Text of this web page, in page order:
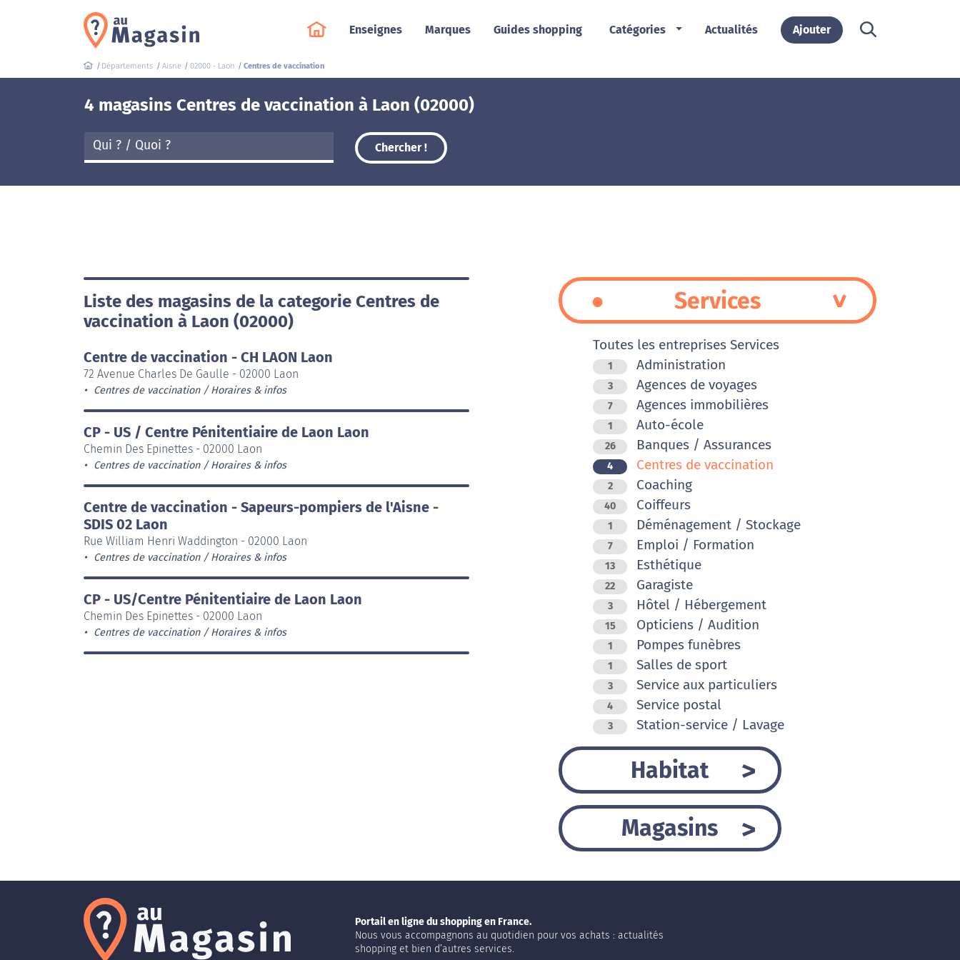
Enseignes Marques Guides shopping Catégories Actualités Ajouter
Départements Aisne 02000 - Laon Centres de vaccination
4 magasins Centres de vaccination à Laon (02000)
Chercher !
Liste des magasins de la categorie Centres de
vaccination à Laon (02000)
Centre de vaccination - CH LAON Laon
72 Avenue Charles De Gaulle - 02000 Laon
Centres de vaccination Horaires & infos
CP - US / Centre Pénitentiaire de Laon Laon
Chemin Des Epinettes - 02000 Laon
Centres de vaccination Horaires & infos
Centre de vaccination - Sapeurs-pompiers de l'Aisne -
SDIS 02 Laon
Rue William Henri Waddington - 02000 Laon
Centres de vaccination Horaires & infos
CP - US/Centre Pénitentiaire de Laon Laon
Chemin Des Epinettes - 02000 Laon
Centres de vaccination Horaires & infos
Services
Toutes les entreprises Services
1 Administration
3 Agences de voyages
7 Agences immobilières
1 Auto-école
26 Banques / Assurances
4 Centres de vaccination
2 Coaching
40 Coiffeurs
1 Déménagement / Stockage
7 Emploi / Formation
13 Esthétique
22 Garagiste
3 Hôtel / Hébergement
15 Opticiens / Audition
1 Pompes funèbres
1 Salles de sport
3 Service aux particuliers
4 Service postal
3 Station-service / Lavage
Habitat
Magasins
Portail en ligne du shopping en France.
Nous vous accompagnons au quotidien pour vos achats : actualités
shopping et bien d’autres services.